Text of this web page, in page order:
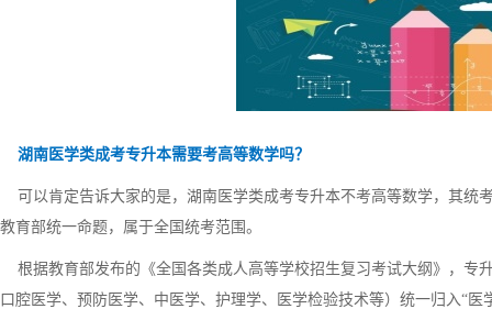
湖南医学类成考专升本需要考高等数学吗？
可以肯定告诉大家的是，湖南医学类成考专升本不考高等数学，其
教育部统一命题，属于全国统考范围。
根据教育部发布的《全国各类成人高等学校招生复习考试大纲》，专
口腔医学、预防医学、中医学、护理学、医学检验技术等）统一归入“